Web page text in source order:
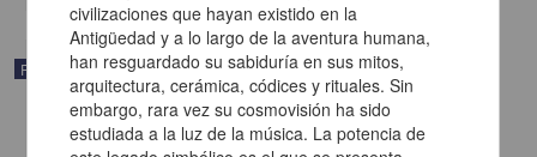
Publicación editorial
civilizaciones que hayan existido en la
Antigüedad y a lo largo de la aventura humana,
han resguardado su sabiduría en sus mitos,
arquitectura, cerámica, códices y rituales. Sin
embargo, rara vez su cosmovisión ha sido
estudiada a la luz de la música. La potencia de